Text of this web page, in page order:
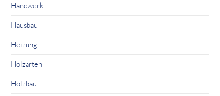
Handwerk
Hausbau
Heizung
Holzarten
Holzbau